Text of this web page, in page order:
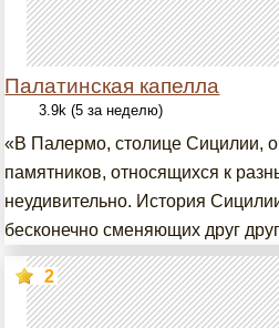
Палатинская капелла
3.9k (5 за неделю)
«В Палермо, столице Сицилии,
памятников, относящихся к
неудивительно. История
бесконечно сменяющих друг
2